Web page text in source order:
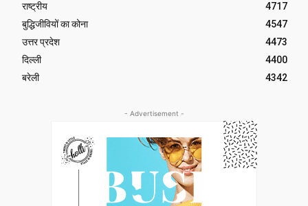
राष्ट्रीय
4717
बुद्धिजीवियों का कोना
4547
उत्तर प्रदेश
4473
दिल्ली
4400
बरेली
4342
- Advertisement -